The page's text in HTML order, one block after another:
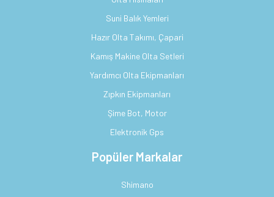
Suni Balık Yemleri
Hazır Olta Takımı, Çapari
Kamış Makine Olta Setleri
Yardımcı Olta Ekipmanları
Zıpkın Ekipmanları
Şime Bot, Motor
Elektronik Gps
Popüler Markalar
Shimano